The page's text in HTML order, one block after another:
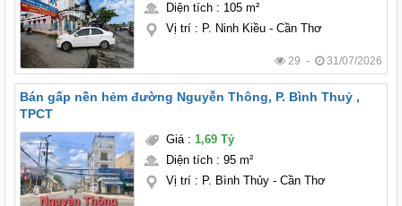
Diện tích: 105 m²
Vị trí: P. Ninh Kiều - Cần Thơ
29 - 31/07/2026
Bán gấp nền hẻm đường Nguyễn Thông, P. Bình Thuỷ ,
TPCT
Giá: 1,69 Tỷ
Diện tích: 95 m²
Vị trí: P. Bình Thủy - Cần Thơ